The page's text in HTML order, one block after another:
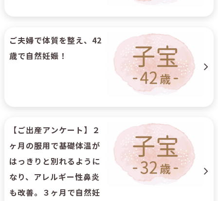
ご夫婦で体質を整え、42
歳で自然妊娠！
【ご出産アンケート】２
ヶ月の服用で基礎体温が
はっきりと別れるように
なり、アレルギー性鼻炎
も改善。３ヶ月で自然妊